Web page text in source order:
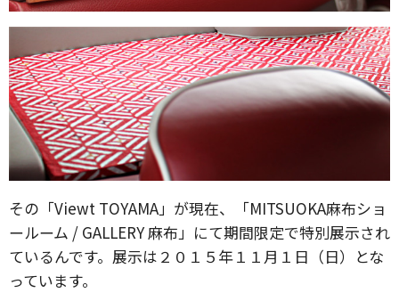
その「Viewt TOYAMA」が現在、「MITSUOKA麻布ショ
ールーム / GALLERY 麻布」にて期間限定で特別展示され
ているんです。展示は２０１５年１１月１日（日）とな
っています。